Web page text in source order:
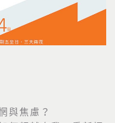
與焦慮？